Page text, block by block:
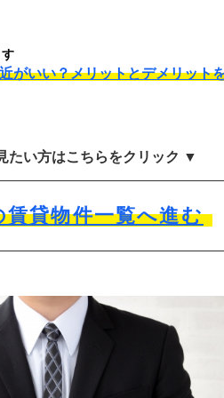
がいい？メリットとデメリット
たい方はこちらをクリック ▼
賃貸物件一覧へ進む